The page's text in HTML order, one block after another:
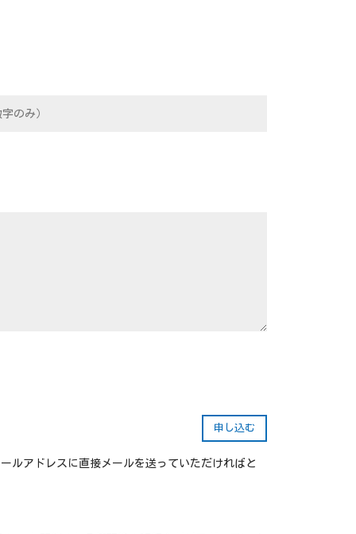
申し込む
ルアドレスに直接メールを送っていただければと